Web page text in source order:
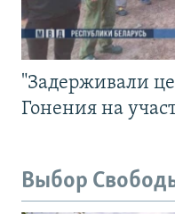
"Задерживали
Гонения на
Выбор